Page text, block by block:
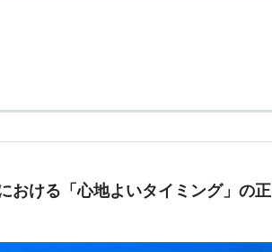
おける「心地よいタイミング」の正